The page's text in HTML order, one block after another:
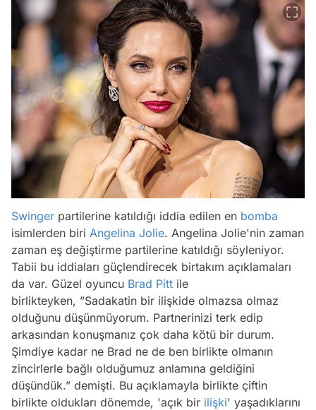
Swinger partilerine katıldığı iddia edilen en bomba
isimlerden biri Angelina Jolie. Angelina Jolie'nin zaman
zaman eş değiştirme partilerine katıldığı söyleniyor.
Tabii bu iddiaları güçlendirecek birtakım açıklamaları
da var. Güzel oyuncu Brad Pitt ile
birlikteyken, ”Sadakatin bir ilişkide olmazsa olmaz
olduğunu düşünmüyorum. Partnerinizi terk edip
arkasından konuşmanız çok daha kötü bir durum.
Şimdiye kadar ne Brad ne de ben birlikte olmanın
zincirlerle bağlı olduğumuz anlamına geldiğini
düşündük.” demişti. Bu açıklamayla birlikte çiftin
birlikte oldukları dönemde, 'açık bir ilişki' yaşadıklarını